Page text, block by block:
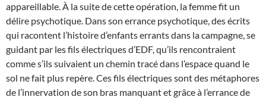
appareillable. À la suite de cette opération, la femme fit un
délire psychotique. Dans son errance psychotique, des écrits
qui racontent l’histoire d’enfants errants dans la campagne, se
guidant par les fils électriques d’EDF, qu’ils rencontraient
comme s’ils suivaient un chemin tracé dans l’espace quand le
sol ne fait plus repère. Ces fils électriques sont des métaphores
de l’innervation de son bras manquant et grâce à l’errance de